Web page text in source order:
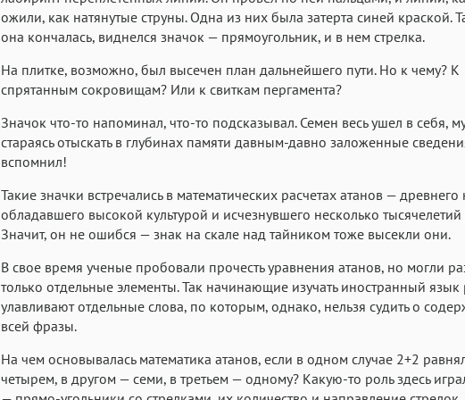
Аа
Roboto
Аа
Garamond
Аа
Fira Sans
Аа
Iowan
Аа
San Francisco Аа
Аа
Helvetica Neue
Аа
Arial Аа
Georgia
Аа Аа
Courier New
Аа
ожили, как натянутые струны. Одна из них была затерта синей краской.
она кончалась, виднелся значок — прямоугольник, и в нем стрелка.
На плитке, возможно, был высечен план дальнейшего пути. Но к чему? К
спрятанным сокровищам? Или к свиткам пергамента?
Значок что-то напоминал, что-то подсказывал. Семен весь ушел в себя,
стараясь отыскать в глубинах памяти давным-давно заложенные
вспомнил!
Такие значки встречались в математических расчетах атанов —
обладавшего высокой культурой и исчезнувшего несколько тысячелетий
Значит, он не ошибся — знак на скале над тайником тоже высекли они.
В свое время ученые пробовали прочесть уравнения атанов, но могли
только отдельные элементы. Так начинающие изучать иностранный язык
улавливают отдельные слова, по которым, однако, нельзя судить о
всей фразы.
На чем основывалась математика атанов, если в одном случае 2+2
четырем, в другом — семи, в третьем — одному? Какую-то роль здесь